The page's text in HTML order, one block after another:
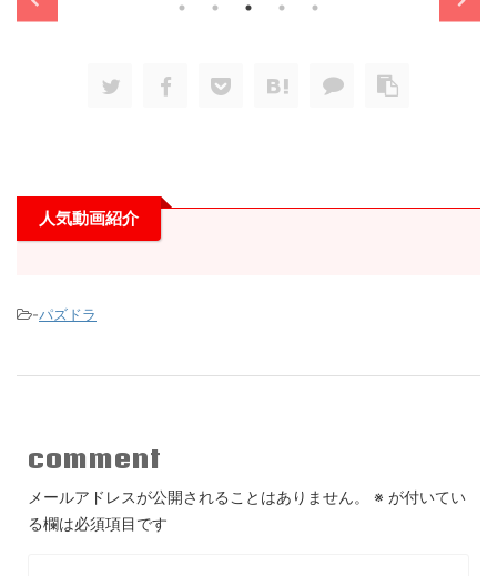
人気動画紹介
-パズドラ
comment
メールアドレスが公開されることはありません。 ※ が付いてい
る欄は必須項目です